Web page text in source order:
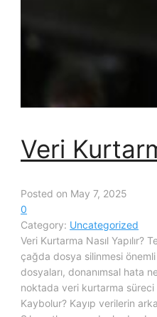
Veri
Posted on May 7, 2025
0
Category: Uncategorized
Veri Kurtarma Nasıl Yapılır?
çağda dosya silinmesi
dosyaları, donanımsal hata
noktada veri kurtarma
Kaybolur? Kayıp verilerin